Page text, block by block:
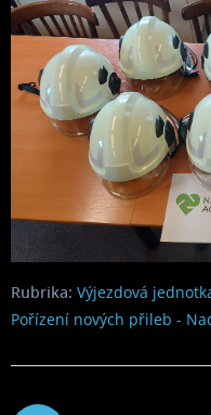
Rubrika: Výjezdová
Pořízení nových přileb -